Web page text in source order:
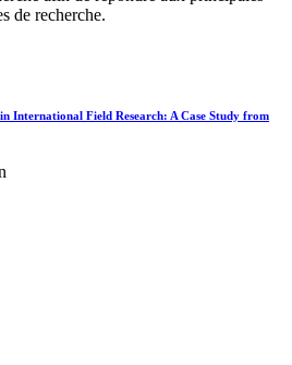
de recherche.
in International Field Research: A Case Study from